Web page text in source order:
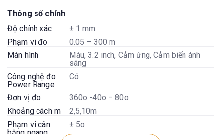
Thông số chính
Độ chính xác
± 1 mm
Phạm vi đo
0.05 – 300 m
Màn hình
Màu, 3.2 inch, Cảm ứng, Cảm biến ánh
sáng
Công nghệ đo
Power Range
Có
Đơn vị đo
360o -40o – 80o
Khoảng cách m
2,5,10m
Phạm vi cân
bằng ngang
± 5o